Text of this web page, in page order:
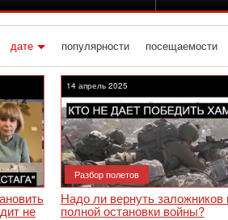
дате популярности посещаемости
за 14.04.2025
не
14 апрель 2025
Разбор полетов
Надо ли вернуть заложников
полной остановки войны?